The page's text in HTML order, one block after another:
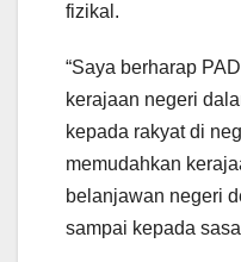
fizikal.
“Saya berharap
kerajaan negeri
kepada rakyat di
memudahkan
belanjawan negeri
sampai kepada